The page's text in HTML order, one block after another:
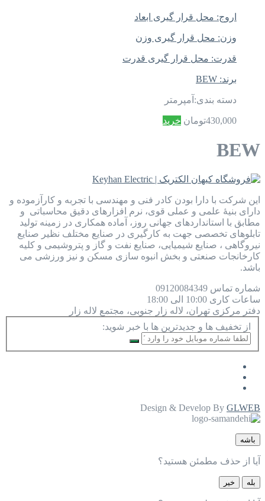
اروج: محل قرار گیری ابعاد
وزن: محل قرار گیری وزن
قدرت: محل قرار گیری قدرت
برند: BEW
دسته بندی: آمپرمتر
430,000تومان خرید
BEW
این شرکت با دارا بودن کادر فنی و مهندسی با تجربه و کارآزموده و
دارای بنیۀ علمی و عملی قوی، نرم افزارهای دقیق محاسباتی و
مطابق با استانداردهای جهانی روز، آماده همکاری در زمینه تولید
تابلوهای تخصصی جهت به کارگیری در صنایع مختلف نظیر صنایع
نیروگاهی ، صنایع شیمیایی، صنایع نفت و گاز و پتروشیمی و کلیه
کارخانجات صنعتی و بخش انبوه سازی مسکن و نیز ورزشی می
باشد.
شماره تماس 09120084349
ساعات کاری 10:00 الی 18:00
دفتر مرکزی تهران، لاله زار جنوبی، مجتمع لاله زار
از تخفیف ها و جدیدترین ها با خبر شوید:
Design & Develop By GLWEB
باشه
آیا از حذف مطمئن هستید؟
بله خیر